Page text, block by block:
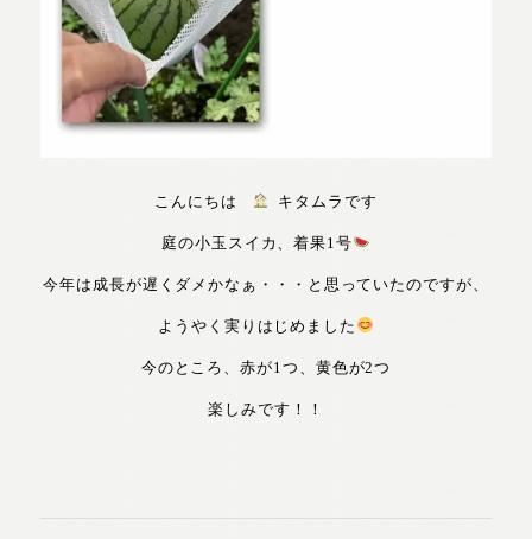
こんにちは キタムラです
庭の小玉スイカ、着果1号
今年は成長が遅くダメかなぁ・・・と思っていたのですが、
ようやく実りはじめました
今のところ、赤が1つ、黄色が2つ
楽しみです！！